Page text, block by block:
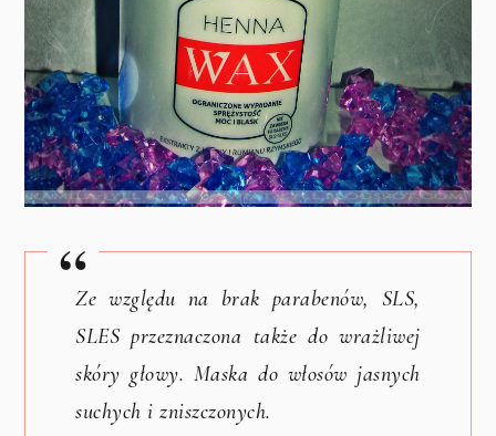
Ze względu na brak parabenów, SLS,
SLES przeznaczona także do wrażliwej
skóry głowy. Maska do włosów jasnych
suchych i zniszczonych.